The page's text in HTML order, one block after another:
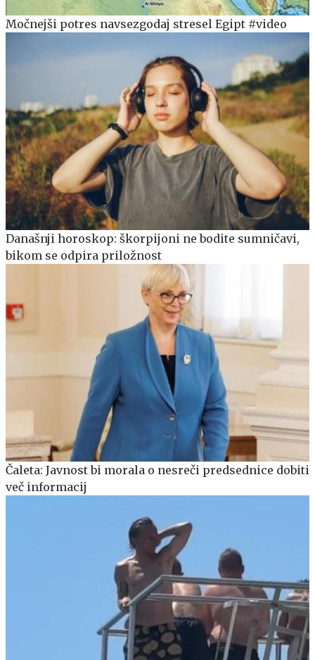
Močnejši potres navsezgodaj stresel Egipt #video
Današnji horoskop: škorpijoni ne bodite sumničavi,
bikom se odpira priložnost
Čaleta: Javnost bi morala o nesreči predsednice dobiti
več informacij